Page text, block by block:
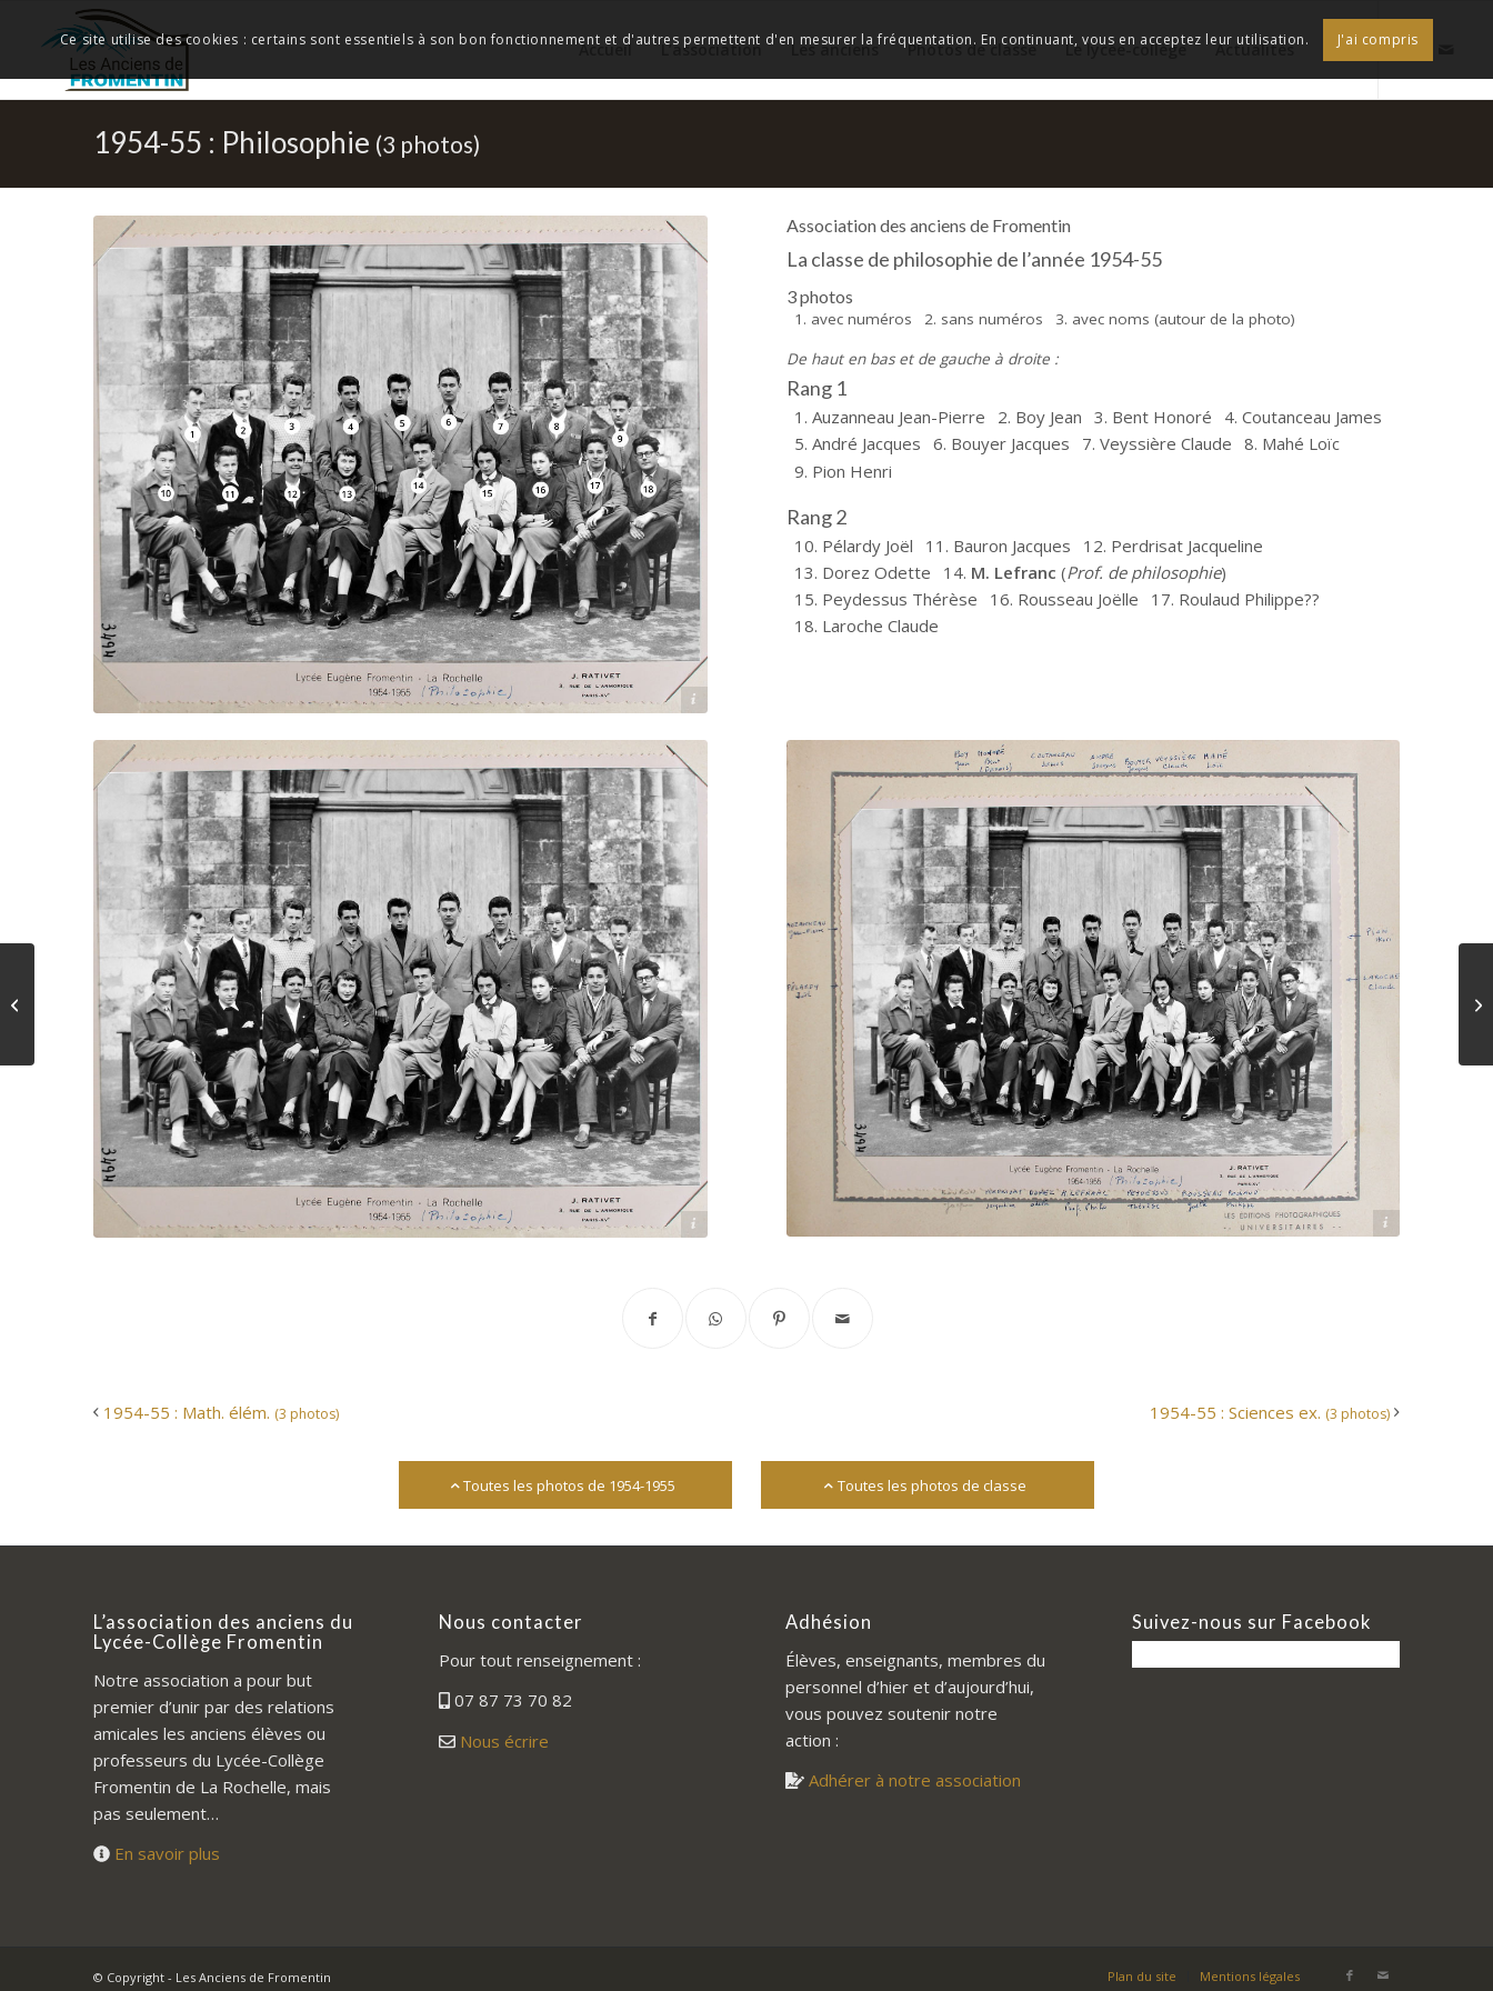
Accueil L’association Les anciens Photos de classe Le lycée-collège Actualités
1954-55 : Philosophie (3 photos)
Archives départementales 17
Association des anciens de Fromentin
La classe de philosophie de l’année 1954-55
3 photos
1. avec numéros 2. sans numéros
3. avec noms (autour de la photo)
De haut en bas et de gauche à droite :
Rang 1
1. Auzanneau Jean-Pierre 2. Boy Jean 3. Bent Honoré
4. Coutanceau James
5. André Jacques 6. Bouyer Jacques 7. Veyssière Claude
8. Mahé Loïc
9. Pion Henri
Rang 2
10. Pélardy Joël 11. Bauron Jacques
12. Perdrisat Jacqueline
13. Dorez Odette
14. M. Lefranc (Prof. de philosophie)
15. Peydessus Thérèse
16. Rousseau Joëlle
17. Roulaud Philippe??
18. Laroche Claude
Archives départementales 17 Archives départementales 17
1954-55 : Math. élém. (3 photos) 1954-55 : Sciences ex. (3 photos)
Toutes les photos de 1954-1955 Toutes les photos de classe
L’association des anciens du
Lycée-Collège Fromentin
Notre association a pour but
premier d’unir par des relations
amicales les anciens élèves ou
professeurs du Lycée-Collège
Fromentin de La Rochelle, mais
pas seulement…
En savoir plus
Nous contacter
Pour tout renseignement :
07 87 73 70 82
Nous écrire
Adhésion
Élèves, enseignants, membres du
personnel d’hier et d’aujourd’hui,
vous pouvez soutenir notre
action :
Adhérer à notre association
Suivez-nous sur Facebook
© Copyright - Les Anciens de Fromentin Plan du site Mentions légales
1954-55 : Math. élém. (3
Ce site utilise des cookies : certains sont essentiels à son bon fonctionnement et d'autres permettent d'en mesurer la fréquentation. En continuant, vous en acceptez leur utilisation. J'ai compris